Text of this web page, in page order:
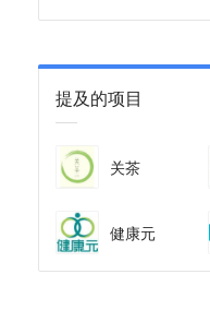
提及的项目
关茶
健康元